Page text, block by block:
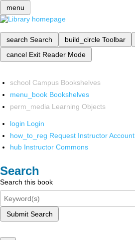
menu
search Search build_circle Toolbar
cancel Exit Reader Mode
school Campus Bookshelves
menu_book Bookshelves
perm_media Learning Objects
login Login
how_to_reg Request Instructor Account
hub Instructor Commons
Search
Search this book
Submit Search